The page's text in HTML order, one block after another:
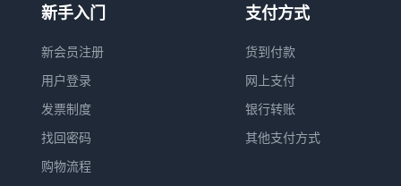
新手入门
新会员注册
用户登录
发票制度
找回密码
购物流程
支付方式
货到付款
网上支付
银行转账
其他支付方式